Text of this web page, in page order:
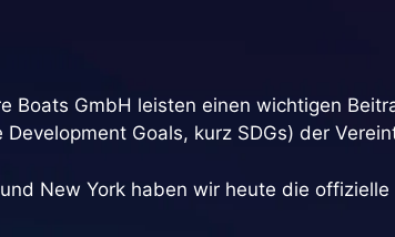
Boats GmbH leisten einen wichtigen
Goals, kurz SDGs) der
New York haben wir heute die offizielle